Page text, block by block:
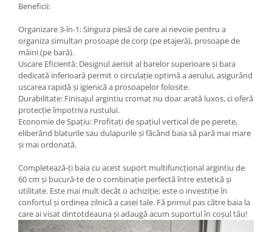
Beneficii:
Organizare 3-în-1: Singura piesă de care ai nevoie pentru a
organiza simultan prosoape de corp (pe etajeră), prosoape de
mâini (pe bară).
Uscare Eficientă: Designul aerisit al barelor superioare și bara
dedicată inferioară permit o circulație optimă a aerului, asigurând
uscarea rapidă și igienică a prosoapelor folosite.
Durabilitate: Finisajul argintiu cromat nu doar arată luxos, ci oferă
protecție împotriva rustului.
Economie de Spațiu: Profitați de spațiul vertical de pe perete,
eliberând blaturile sau dulapurile și făcând baia să pară mai mare
și mai ordonată.
Completează-ți baia cu acest suport multifuncțional argintiu de
60 cm și bucură-te de o combinație perfectă între estetică și
utilitate. Este mai mult decât o achiziție; este o investiție în
confortul și ordinea zilnică a casei tale. Fă primul pas către baia la
care ai visat dintotdeauna și adaugă acum suportul în coșul tău!